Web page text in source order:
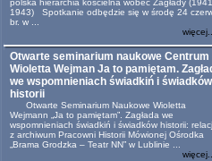
polska hierarchia kościelna wobec Zagłady
1943) Spotkanie odbędzie się w środę 24
br. w ...
więcej...
Otwarte seminarium naukowe Centrum
Wioletta Wejman Ja to pamiętam.
we wspomnieniach świadkiń i świadków
historii
Otwarte Seminarium Naukowe Wioletta
Wejmann „Ja to pamiętam”. Zagłada we
wspomnieniach świadkiń i świadków historii:
z archiwum Pracowni Historii Mówionej Ośrodka
„Brama Grodzka – Teatr NN” w Lublinie ...
więcej...